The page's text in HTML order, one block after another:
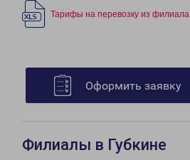
Тарифы на перевозку из филиала
Оформить заявку
Филиалы в Губкине